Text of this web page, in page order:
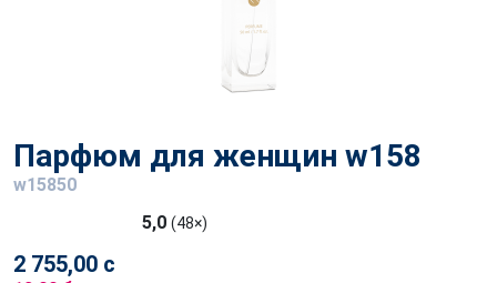
Парфюм для женщин w158
w15850
5,0 (48×)
2 755,00 с